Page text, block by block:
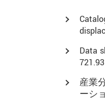
Data
産業
ーシ